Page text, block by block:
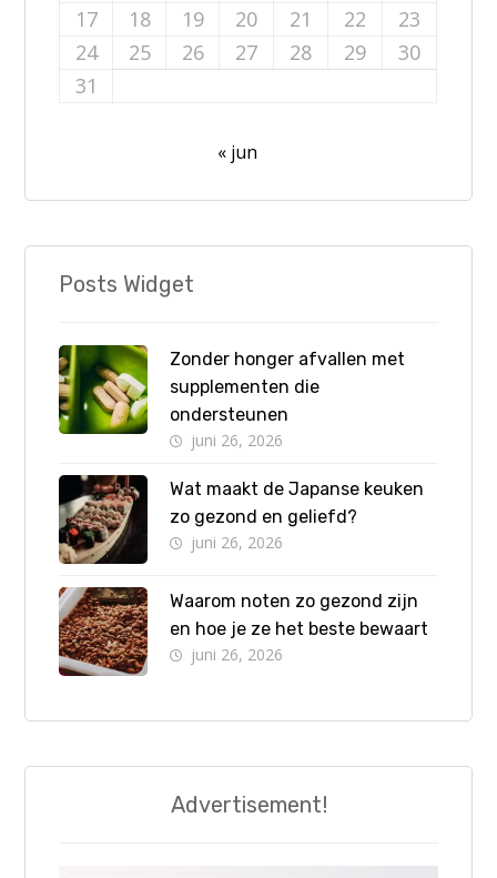
17
18 19 20 21 22
23
24
25 26 27 28 29
30
31
« jun
Posts Widget
Zonder honger afvallen met
supplementen die
ondersteunen
juni 26, 2026
Wat maakt de Japanse keuken
zo gezond en geliefd?
juni 26, 2026
Waarom noten zo gezond zijn
en hoe je ze het beste bewaart
juni 26, 2026
Advertisement!